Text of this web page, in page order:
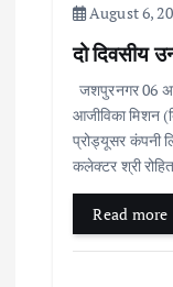
August 6,
दो दिवसीय
जशपुरनगर 06
आजीविका मिशन
प्रोड्यूसर कंपनी
कलेक्टर श्री
Read more